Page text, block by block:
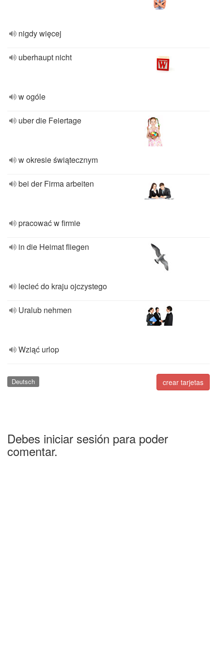
nigdy więcej
uberhaupt nicht
w ogóle
uber die Feiertage
w okresie świątecznym
bei der Firma arbeiten
pracować w firmie
in die Heimat fliegen
lecieć do kraju ojczystego
Uralub nehmen
Wziąć urlop
crear tarjetas
Deutsch
Debes iniciar sesión para poder
comentar.